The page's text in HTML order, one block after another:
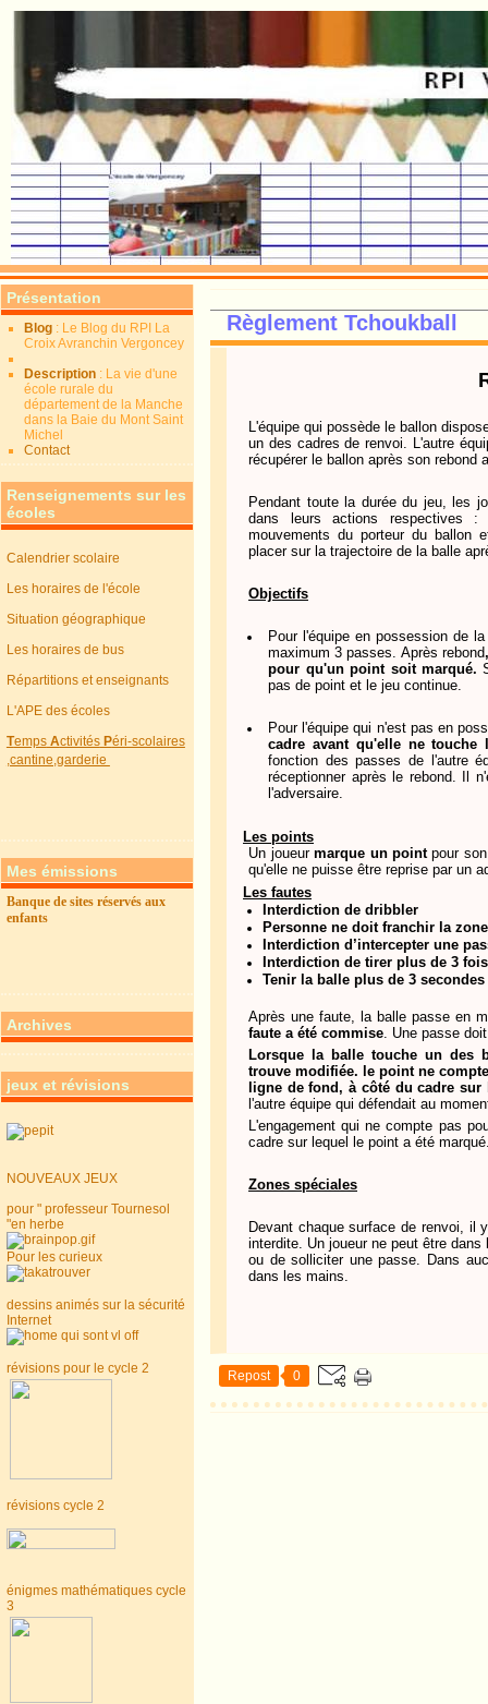
Présentation
Blog : Le Blog du RPI La
Croix Avranchin Vergoncey
Description : La vie d'une
école rurale du
département de la Manche
dans la Baie du Mont Saint
Michel
Contact
Renseignements sur les
écoles
Calendrier scolaire
Les horaires de l'école
Situation géographique
Les horaires de bus
Répartitions et enseignants
L'APE des écoles
TempsActivitésPéri-scolaires
,cantine,garderie
Mes émissions
Banque de sites réservés aux
enfants
Archives
jeux et révisions
NOUVEAUX JEUX
pour " professeur Tournesol
"en herbe
Pour les curieux
dessins animés sur la sécurité
Internet
révisions pour le cycle 2
révisions cycle 2
énigmes mathématiques cycle
3
Règlement Tchoukball
L'équipe qui possède le ballon
un des cadres de renvoi. L'autre
récupérer le ballon après son rebond
Pendant toute la durée du jeu, les
dans leurs actions respectives :
mouvements du porteur du ballon
placer sur la trajectoire de la balle
Objectifs
Pour l'équipe en possession de
maximum 3 passes. Après rebond
pour qu'un point soit marqué.
pas de point et le jeu continue.
Pour l'équipe qui n'est pas en
cadre avant qu'elle ne touche
fonction des passes de l'autre
réceptionner après le rebond. Il
l'adversaire.
Les points
Un joueur marque un point pour
qu'elle ne puisse être reprise par un
Les fautes
Interdiction de dribbler
Personne ne doit franchir la
Interdiction d’intercepter une
Interdiction de tirer plus de 3
Tenir la balle plus de 3
Après une faute, la balle passe en
faute a été commise. Une passe
Lorsque la balle touche un des
trouve modifiée. le point ne
ligne de fond, à côté du cadre
l'autre équipe qui défendait au
L'engagement qui ne compte pas
cadre sur lequel le point a été
Zones spéciales
Devant chaque surface de renvoi, il
interdite. Un joueur ne peut être
ou de solliciter une passe. Dans
dans les mains.
Repost 0